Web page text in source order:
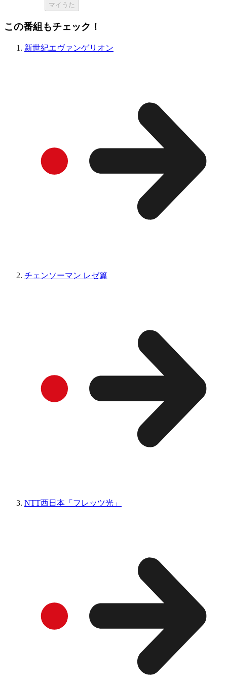
マイうた
この番組もチェック！
新世紀エヴァンゲリオン
チェンソーマン レゼ篇
NTT西日本「フレッツ光」